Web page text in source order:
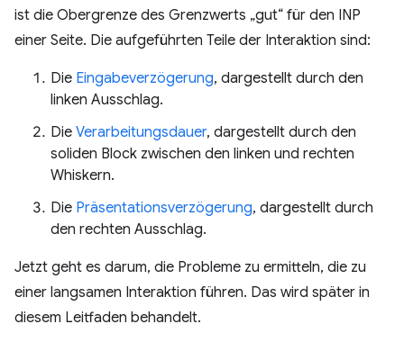
ist die Obergrenze des Grenzwerts „gut“ für den INP
einer Seite. Die aufgeführten Teile der Interaktion sind:
Die Eingabeverzögerung, dargestellt durch den
linken Ausschlag.
Die Verarbeitungsdauer, dargestellt durch den
soliden Block zwischen den linken und rechten
Whiskern.
Die Präsentationsverzögerung, dargestellt durch
den rechten Ausschlag.
Jetzt geht es darum, die Probleme zu ermitteln, die zu
einer langsamen Interaktion führen. Das wird später in
diesem Leitfaden behandelt.